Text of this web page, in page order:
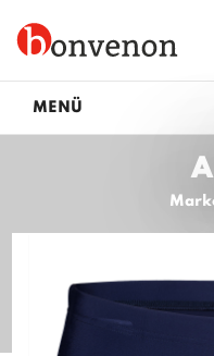
MENÜ